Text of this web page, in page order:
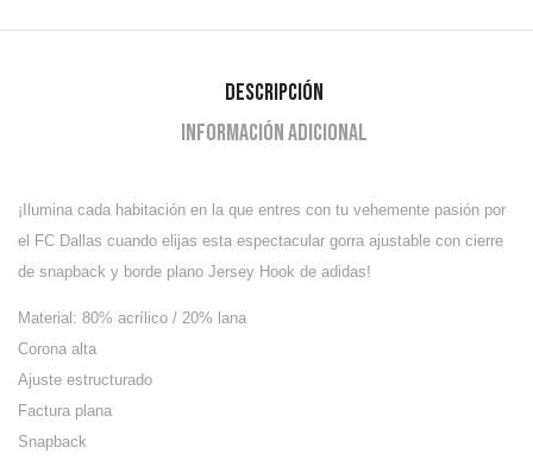
Descripción
Información adicional
¡Ilumina cada habitación en la que entres con tu vehemente pasión por
el FC Dallas cuando elijas esta espectacular gorra ajustable con cierre
de snapback y borde plano Jersey Hook de adidas!
Material: 80% acrílico / 20% lana
Corona alta
Ajuste estructurado
Factura plana
Snapback